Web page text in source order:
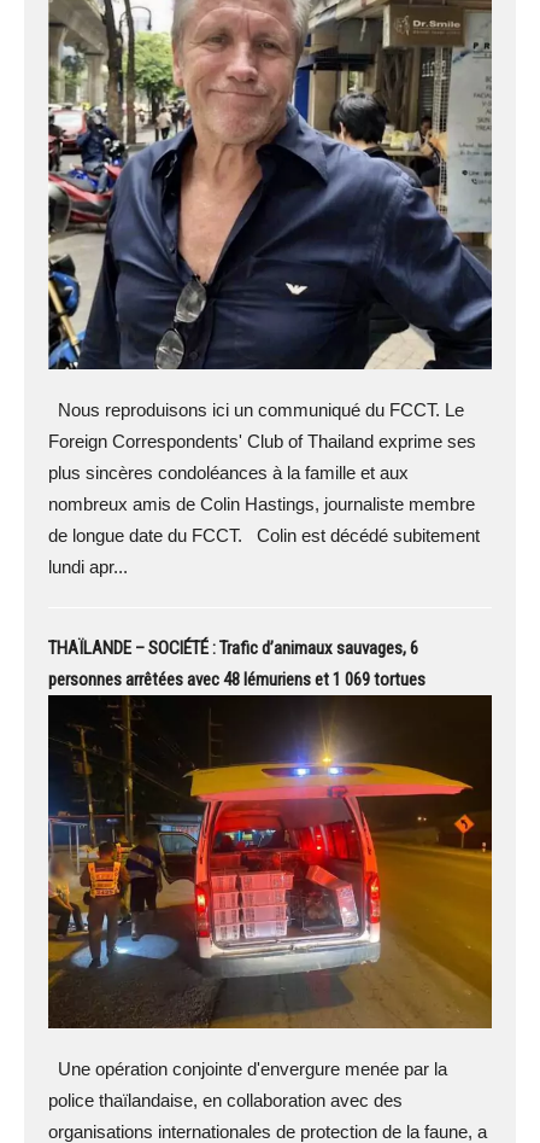
Nous reproduisons ici un communiqué du FCCT. Le
Foreign Correspondents' Club of Thailand exprime ses
plus sincères condoléances à la famille et aux
nombreux amis de Colin Hastings, journaliste membre
de longue date du FCCT. Colin est décédé subitement
lundi apr...
THAÏLANDE – SOCIÉTÉ : Trafic d’animaux sauvages, 6
personnes arrêtées avec 48 ​​lémuriens et 1 069 tortues
Une opération conjointe d'envergure menée par la
police thaïlandaise, en collaboration avec des
organisations internationales de protection de la faune, a